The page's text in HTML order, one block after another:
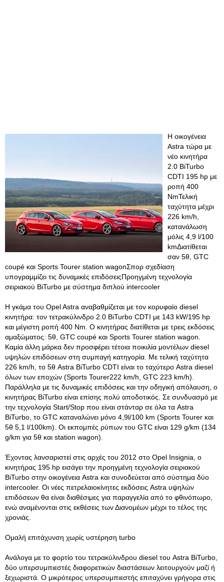
Η οικογένεια
Astra τώρα με
νέο κινητήρα
2.0 BiTurbo
CDTI 195 hp με
ροπή 400
NmΤελική
ταχύτητα μέχρι
226 km/h,
κατανάλωση
μόλις 4,9 l/100
kmΔιατίθεται
σαν 5θ, GTC
coupé και Sports Tourer station wagonΣπορ σχεδίαση
υπογραμμίζει τις δυναμικές επιδόσειςΠροηγμένη τεχνολογία
σειριακού BiTurbo με σύστημα διπλού intercooler
Η γκάμα του Opel Astra αναβαθμίζεται με τον κορυφαίο diesel
κινητήρα: τον τετρακύλινδρο 2.0 BiTurbo CDTI με 143 kW/195 hp
και μέγιστη ροπή 400 Nm. Ο κινητήρας διατίθεται με τρεις εκδόσεις
αμαξώματος: 5θ, GTC coupé και Sports Tourer station wagon.
Καμία άλλη μάρκα δεν προσφέρει τέτοια ποικιλία μοντέλων diesel
υψηλών επιδόσεων στη συμπαγή κατηγορία. Με τελική ταχύτητα
226 km/h, το 5θ Astra BiTurbo CDTI είναι το ταχύτερο Astra diesel
όλων των εποχών (Sports Tourer222 km/h, GTC 223 km/h).
Παράλληλα με τις δυναμικές επιδόσεις και την οδηγική απόλαυση, ο
κινητήρας BiTurbo είναι επίσης πολύ αποδοτικός. Σε συνδυασμό με
την τεχνολογία Start/Stop που είναι στάνταρ σε όλα τα Astra
BiTurbo, το GTC καταναλώνει μόνο 4,9l/100 km (Sports Tourer και
5θ 5,1 l/100km). Οι εκπομπές ρύπων του GTC είναι 129 g/km (134
g/km για 5θ και station wagon).
Έχοντας λανσαριστεί στις αρχές του 2012 στο Opel Insignia, ο
κινητήρας 195 hp εισάγει την προηγμένη τεχνολογία σειριακού
BiTurbo στην οικογένεια Astra και συνοδεύεται από σύστημα δύο
intercooler. Οι νέες πετρελαιοκίνητες εκδόσεις Astra υψηλών
επιδόσεων θα είναι διαθέσιμες για παραγγελία από το φθινόπωρο,
ενώ αναμένονται στις εκθέσεις των Διανομέων μέχρι το τέλος της
χρονιάς.
Ομαλή επιτάχυνση χωρίς υστέρηση turbo
Ανάλογα με το φορτίο του τετρακύλινδρου diesel του Astra BiTurbo,
δύο υπερσυμπιεστές διαφορετικών διαστάσεων λειτουργούν μαζί ή
ξεχωριστά. Ο μικρότερος υπερσυμπιεστής επιταχύνει γρήγορα στις